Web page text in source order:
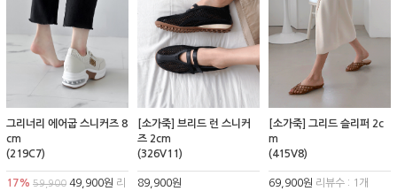
그리너리 에어굽 스니커즈 8
cm
(219C7)
17% 59,900 49,900원 리
[소가죽] 브리드 런 스니커
즈 2cm
(326V11)
89,900원
[소가죽] 그리드 슬리퍼 2c
m
(415V8)
69,900원 리뷰수 : 1개